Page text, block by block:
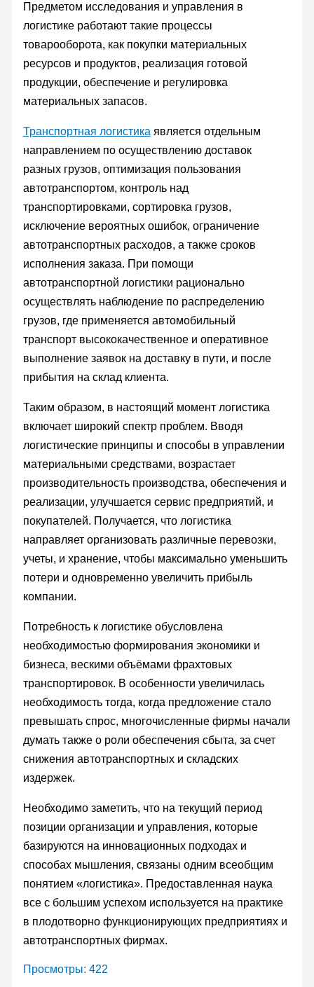
Предметом исследования и управления в
логистике работают такие процессы
товарооборота, как покупки материальных
ресурсов и продуктов, реализация готовой
продукции, обеспечение и регулировка
материальных запасов.
Транспортная логистика является отдельным
направлением по осуществлению доставок
разных грузов, оптимизация пользования
автотранспортом, контроль над
транспортировками, сортировка грузов,
исключение вероятных ошибок, ограничение
автотранспортных расходов, а также сроков
исполнения заказа. При помощи
автотранспортной логистики рационально
осуществлять наблюдение по распределению
грузов, где применяется автомобильный
транспорт высококачественное и оперативное
выполнение заявок на доставку в пути, и после
прибытия на склад клиента.
Таким образом, в настоящий момент логистика
включает широкий спектр проблем. Вводя
логистические принципы и способы в управлении
материальными средствами, возрастает
производительность производства, обеспечения и
реализации, улучшается сервис предприятий, и
покупателей. Получается, что логистика
направляет организовать различные перевозки,
учеты, и хранение, чтобы максимально уменьшить
потери и одновременно увеличить прибыль
компании.
Потребность к логистике обусловлена
необходимостью формирования экономики и
бизнеса, вескими объёмами фрахтовых
транспортировок. В особенности увеличилась
необходимость тогда, когда предложение стало
превышать спрос, многочисленные фирмы начали
думать также о роли обеспечения сбыта, за счет
снижения автотранспортных и складских
издержек.
Необходимо заметить, что на текущий период
позиции организации и управления, которые
базируются на инновационных подходах и
способах мышления, связаны одним всеобщим
понятием «логистика». Предоставленная наука
все с большим успехом используется на практике
в плодотворно функционирующих предприятиях и
автотранспортных фирмах.
Просмотры: 422